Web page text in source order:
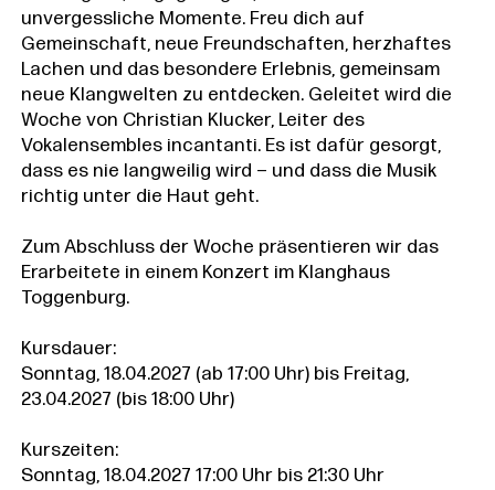
unvergessliche Momente. Freu dich auf
Gemeinschaft, neue Freundschaften, herzhaftes
Lachen und das besondere Erlebnis, gemeinsam
neue Klangwelten zu entdecken. Geleitet wird die
Woche von Christian Klucker, Leiter des
Vokalensembles incantanti. Es ist dafür gesorgt,
dass es nie langweilig wird – und dass die Musik
richtig unter die Haut geht.
Zum Abschluss der Woche präsentieren wir das
Erarbeitete in einem Konzert im Klanghaus
Toggenburg.
Kursdauer:
Sonntag, 18.04.2027 (ab 17:00 Uhr) bis Freitag,
23.04.2027 (bis 18:00 Uhr)
Kurszeiten:
Sonntag, 18.04.2027 17:00 Uhr bis 21:30 Uhr